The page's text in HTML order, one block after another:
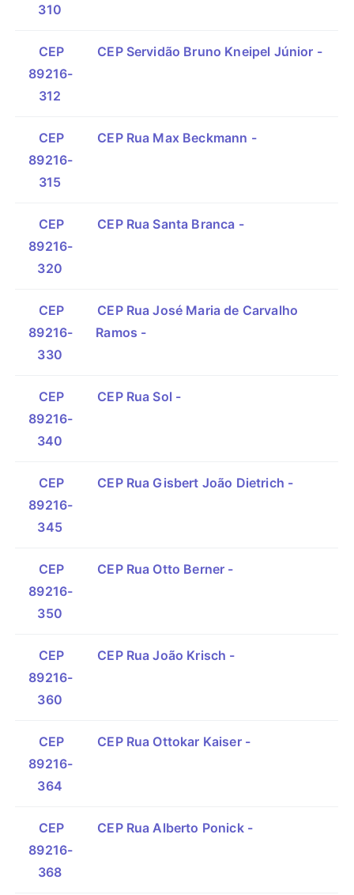
310
CEP
89216-
312
CEP Servidão Bruno Kneipel Júnior -
CEP
89216-
315
CEP Rua Max Beckmann -
CEP
89216-
320
CEP Rua Santa Branca -
CEP
89216-
330
CEP Rua José Maria de Carvalho
Ramos -
CEP
89216-
340
CEP Rua Sol -
CEP
89216-
345
CEP Rua Gisbert João Dietrich -
CEP
89216-
350
CEP Rua Otto Berner -
CEP
89216-
360
CEP Rua João Krisch -
CEP
89216-
364
CEP Rua Ottokar Kaiser -
CEP
89216-
368
CEP Rua Alberto Ponick -